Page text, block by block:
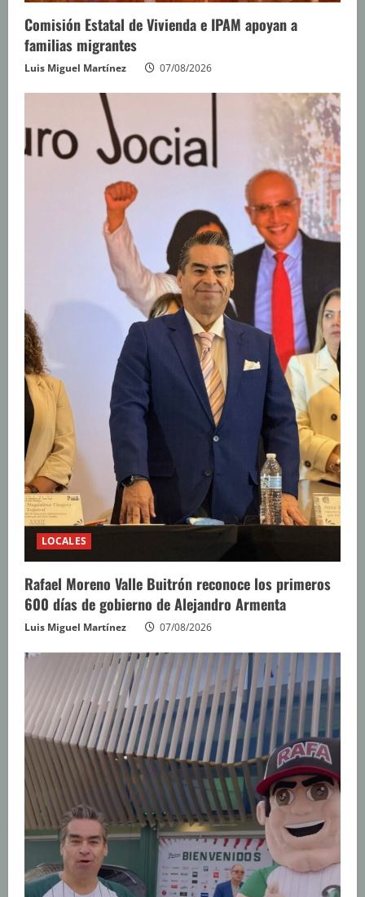
Comisión Estatal de Vivienda e IPAM apoyan a
familias migrantes
Luis Miguel Martínez 07/08/2026
LOCALES
Rafael Moreno Valle Buitrón reconoce los primeros
600 días de gobierno de Alejandro Armenta
Luis Miguel Martínez 07/08/2026